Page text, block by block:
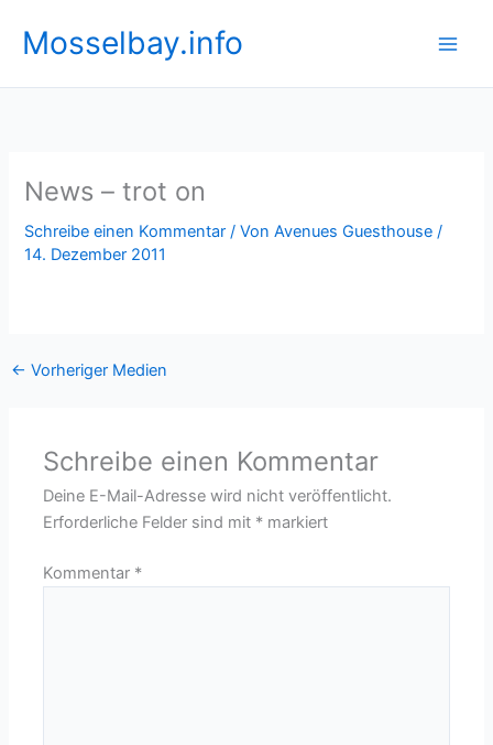
InhaltMosselbay.info
News – trot on
Schreibe einen Kommentar / VonAvenues Guesthouse/
14. Dezember 2011
← Vorheriger Medien
Schreibe einen Kommentar
Deine E-Mail-Adresse wird nicht veröffentlicht.
Erforderliche Felder sind mit * markiert
Kommentar *